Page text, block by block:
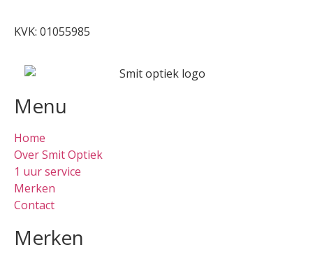
KVK: 01055985
Menu
Home
Over Smit Optiek
1 uur service
Merken
Contact
Merken